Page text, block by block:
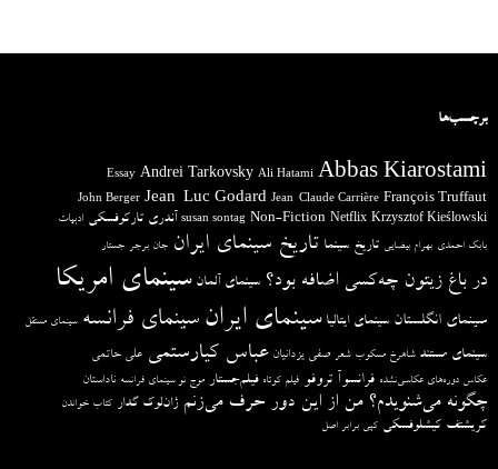
برچسب‌ها
Abbas Kiarostami
Ali Hatami
Andrei Tarkovsky
Essay
François Truffaut
Jean-Claude Carrière
Jean-Luc Godard
John Berger
Krzysztof Kieślowski
Netflix
Non-Fiction
susan sontag آندری تارکوفسکی ادبیات
بابک احمدی بهرام بیضایی تاریخ سینما تاریخ سینمای ایران جان برجر جستار
در باغ زیتون چه‌کسی اضافه بود؟ سینمای آلمان سینمای امریکا
سینمای انگلستان سینمای ایتالیا سینمای ایران سینمای فرانسه سینمای مستقل
سینمای مستند شاهرخ مسکوب شعر صفی یزدانیان عباس کیارستمی علی حاتمی
عکاس دوره‌های عکاسی‌نشده فرانسوآ تروفو فیلم کوتاه فیلم‌جستار موج نو سینمای فرانسه ناداستان
چگونه می‌شنویدم؟ من از این دور حرف می‌زنم ژان‌لوک گدار کتاب خواندن
کریشتف کیشلوفسکی کپی برابر اصل